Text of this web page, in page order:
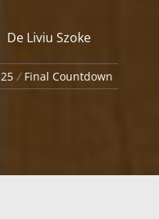
De Liviu Szoke
25 Final Countdown